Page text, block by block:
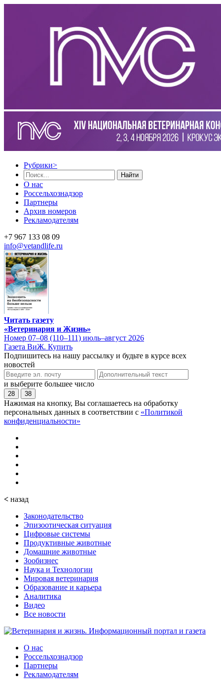
Рубрики>
Найти
О нас
Россельхознадзор
Партнеры
Архив номеров
Рекламодателям
+7 967 133 08 09
info@vetandlife.ru
Читать газету
«Ветеринария и Жизнь»
Номер 07–08 (110–111) июль–август 2026
Газета ВиЖ. Купить
Подпишитесь на нашу рассылку и будьте в курсе всех
новостей
и выберите большее число
28 38
Нажимая на кнопку, Вы соглашаетесь на обработку
персональных данных в соответствии с «Политикой
конфиденциальности»
< назад
Законодательство
Эпизоотическая ситуация
Цифровые системы
Продуктивные животные
Домашние животные
Зообизнес
Наука и Технологии
Мировая ветеринария
Образование и карьера
Аналитика
Видео
Все новости
О нас
Россельхознадзор
Партнеры
Рекламодателям